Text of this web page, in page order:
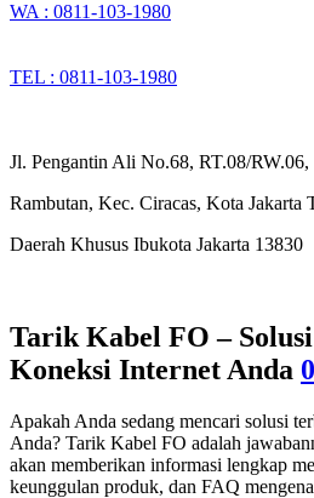
WA : 0811-103-1980
TEL : 0811-103-1980
Jl. Pengantin Ali No.68, RT.08/RW.06,
Rambutan, Kec. Ciracas, Kota Jakarta
Daerah Khusus Ibukota Jakarta 13830
Tarik Kabel FO –
Koneksi Internet Anda
Apakah Anda sedang mencari solusi
Anda? Tarik Kabel FO adalah
akan memberikan informasi lengkap
keunggulan produk, dan FAQ